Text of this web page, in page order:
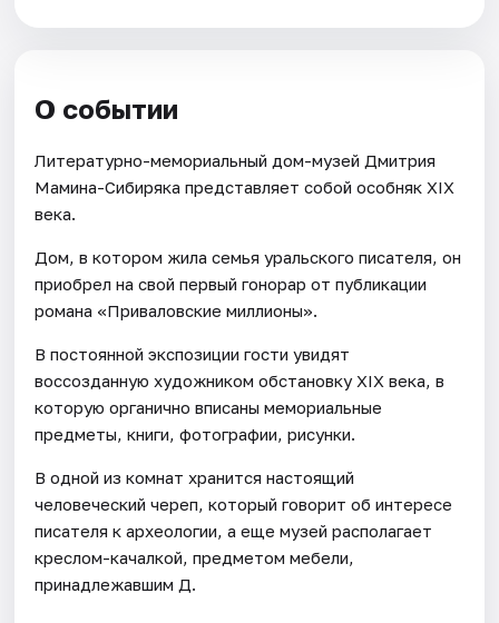
О событии
Литературно-мемориальный дом-музей Дмитрия
Мамина-Сибиряка представляет собой особняк XIX
века.
Дом, в котором жила семья уральского писателя, он
приобрел на свой первый гонорар от публикации
романа «Приваловские миллионы».
В постоянной экспозиции гости увидят
воссозданную художником обстановку XIX века, в
которую органично вписаны мемориальные
предметы, книги, фотографии, рисунки.
В одной из комнат хранится настоящий
человеческий череп, который говорит об интересе
писателя к археологии, а еще музей располагает
креслом-качалкой, предметом мебели,
принадлежавшим Д.